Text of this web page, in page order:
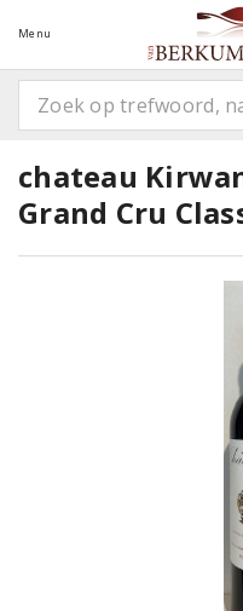
Menu
chateau
Grand Cru